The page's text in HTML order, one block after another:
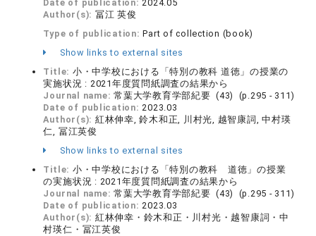
Date of publication:2024.05
Author(s): 冨江 英俊
Type of publication:Part of collection (book)
Show links to external sites
Title: 小・中学校における「特別の教科 道徳」の授業の
実施状況 : 2021年度質問紙調査の結果から
Journal name:常葉大学教育学部紀要 (43) (p.295 - 311)
Date of publication:2023.03
Author(s): 紅林伸幸, 鈴木和正, 川村光, 越智康詞, 中村瑛
仁, 冨江英俊
Show links to external sites
Title: 小・中学校における「特別の教科 道徳」の授業
の実施状況 : 2021年度質問紙調査の結果から
Journal name:常葉大学教育学部紀要 (43) (p.295 - 311)
Date of publication:2023.03
Author(s): 紅林伸幸・鈴木和正・川村光・越智康詞・中
村瑛仁・冨江英俊